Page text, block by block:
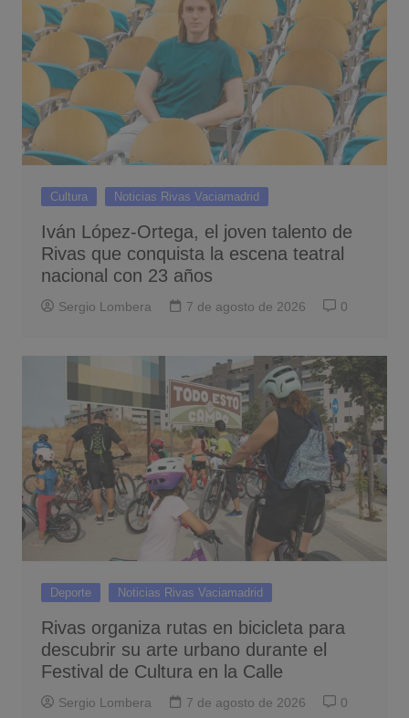
Cultura Noticias Rivas Vaciamadrid
Iván López-Ortega, el joven talento de
Rivas que conquista la escena teatral
nacional con 23 años
Sergio Lombera 7 de agosto de 2026 0
Deporte Noticias Rivas Vaciamadrid
Rivas organiza rutas en bicicleta para
descubrir su arte urbano durante el
Festival de Cultura en la Calle
Sergio Lombera 7 de agosto de 2026 0